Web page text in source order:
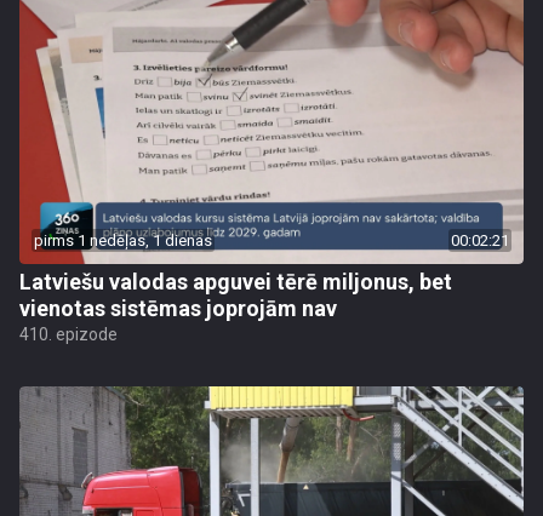
pirms 1 nedēļas, 1 dienas 00:02:21
Latviešu valodas apguvei tērē miljonus, bet
vienotas sistēmas joprojām nav
410. epizode